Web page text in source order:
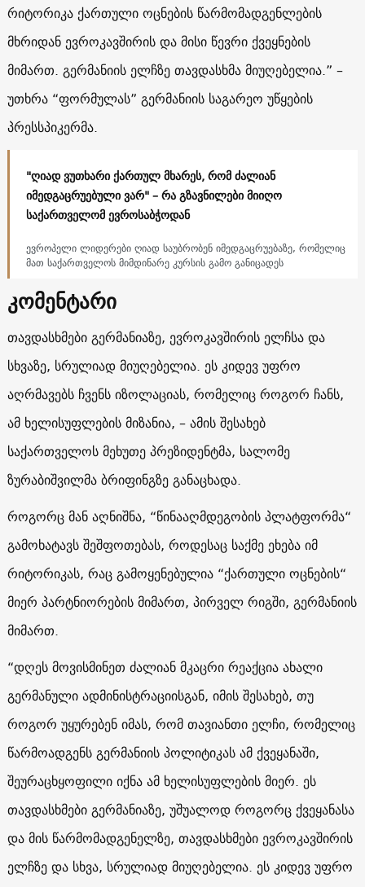
რიტორიკა ქართული ოცნების წარმომადგენლების
მხრიდან ევროკავშირის და მისი წევრი ქვეყნების
მიმართ. გერმანიის ელჩზე თავდასხმა მიუღებელია.” –
უთხრა “ფორმულას” გერმანიის საგარეო უწყების
პრესსპიკერმა.
"ღიად ვუთხარი ქართულ მხარეს, რომ ძალიან
იმედგაცრუებული ვარ" – რა გზავნილები მიიღო
საქართველომ ევროსაბჭოდან
ევროპელი ლიდერები ღიად საუბრობენ იმედგაცრუებაზე, რომელიც
მათ საქართველოს მიმდინარე კურსის გამო განიცადეს
კომენტარი
თავდასხმები გერმანიაზე, ევროკავშირის ელჩსა და
სხვაზე, სრულიად მიუღებელია. ეს კიდევ უფრო
აღრმავებს ჩვენს იზოლაციას, რომელიც როგორ ჩანს,
ამ ხელისუფლების მიზანია, – ამის შესახებ
საქართველოს მეხუთე პრეზიდენტმა, სალომე
ზურაბიშვილმა ბრიფინგზე განაცხადა.
როგორც მან აღნიშნა, “წინააღმდეგობის პლატფორმა“
გამოხატავს შეშფოთებას, როდესაც საქმე ეხება იმ
რიტორიკას, რაც გამოყენებულია “ქართული ოცნების“
მიერ პარტნიორების მიმართ, პირველ რიგში, გერმანიის
მიმართ.
“დღეს მოვისმინეთ ძალიან მკაცრი რეაქცია ახალი
გერმანული ადმინისტრაციისგან, იმის შესახებ, თუ
როგორ უყურებენ იმას, რომ თავიანთი ელჩი, რომელიც
წარმოადგენს გერმანიის პოლიტიკას ამ ქვეყანაში,
შეურაცხყოფილი იქნა ამ ხელისუფლების მიერ. ეს
თავდასხმები გერმანიაზე, უშუალოდ როგორც ქვეყანასა
და მის წარმომადგენელზე, თავდასხმები ევროკავშირის
ელჩზე და სხვა, სრულიად მიუღებელია. ეს კიდევ უფრო